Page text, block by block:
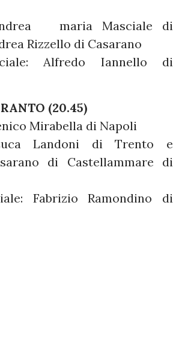
maria Masciale di
Rizzello di Casarano
Alfredo Iannello di
(20.45)
Mirabella di Napoli
Landoni di Trento e
di Castellammare di
Fabrizio Ramondino di